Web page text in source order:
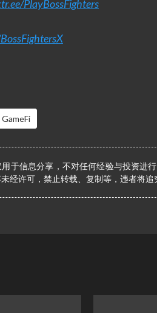
PlayBossFighters
GameFi
于信息分享，不对任何经验与投资进
经许可，禁止转载、复制等，违者将追